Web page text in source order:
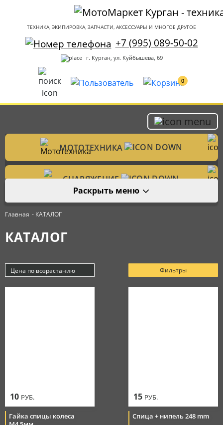
ТЕХНИКА, ЭКИПИРОВКА, ЗАПЧАСТИ, АКСЕССУАРЫ И МНОГОЕ ДРУГОЕ
+7 (995) 089-50-02
г. Курган, ул. Куйбышева, 69
0
МОТОТЕХНИКА
Мотоциклы
Велотехника
СНАРЯЖЕНИЕ
Мотошлемы
Очки
Защитная амуниция
Джерси
Аксессуары
Тормозная система
Моторные масла
Смазки
Раскрыть меню
Главная - КАТАЛОГ
Цена по возрастанию
Новинки
Популярные
КАТАЛОГ
Фильтры
10 РУБ.
Гайка спицы колеса
15 РУБ.
Спица + нипель 248 mm